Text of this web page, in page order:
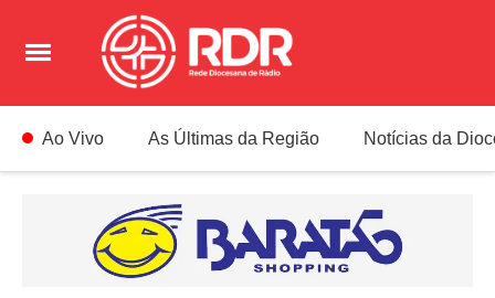
Ao Vivo As Últimas da Região Notícias da